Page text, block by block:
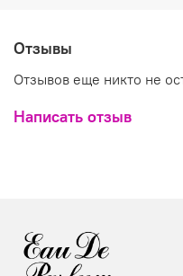
Отзывы
Отзывов еще никто не
Написать отзыв